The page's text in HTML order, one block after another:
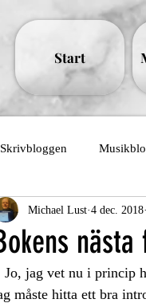
Start
Skrivbloggen
nästa
Michael Lust 4 dec. 2018
måste hitta ett bra